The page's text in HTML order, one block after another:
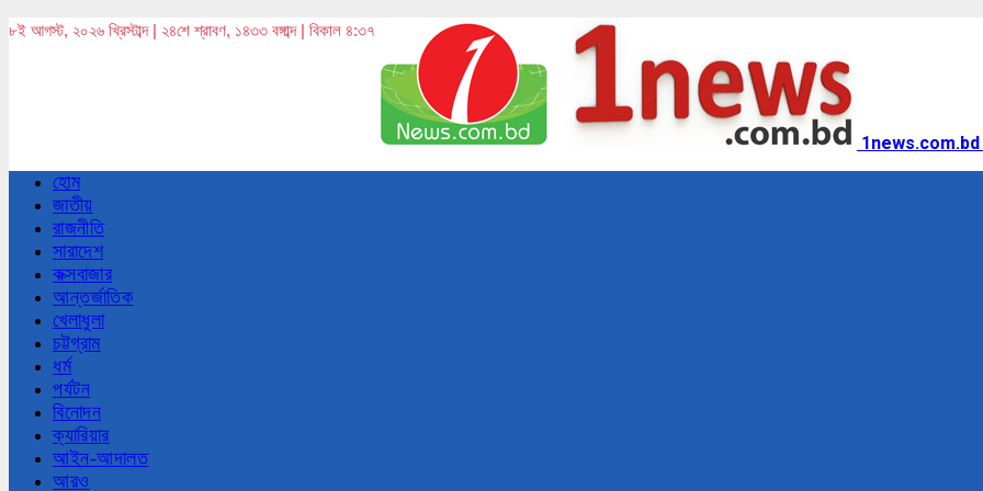
৮ই আগস্ট, ২০২৬ খ্রিস্টাব্দ | ২৪শে শ্রাবণ, ১৪৩৩ বঙ্গাব্দ | বিকাল ৪:৩৭
1news.com.bd
হোম
জাতীয়
রাজনীতি
সারাদেশ
কক্সবাজার
আন্তর্জাতিক
খেলাধুলা
চট্টগ্রাম
ধর্ম
পর্যটন
বিনোদন
ক্যারিয়ার
আইন-আদালত
আরও